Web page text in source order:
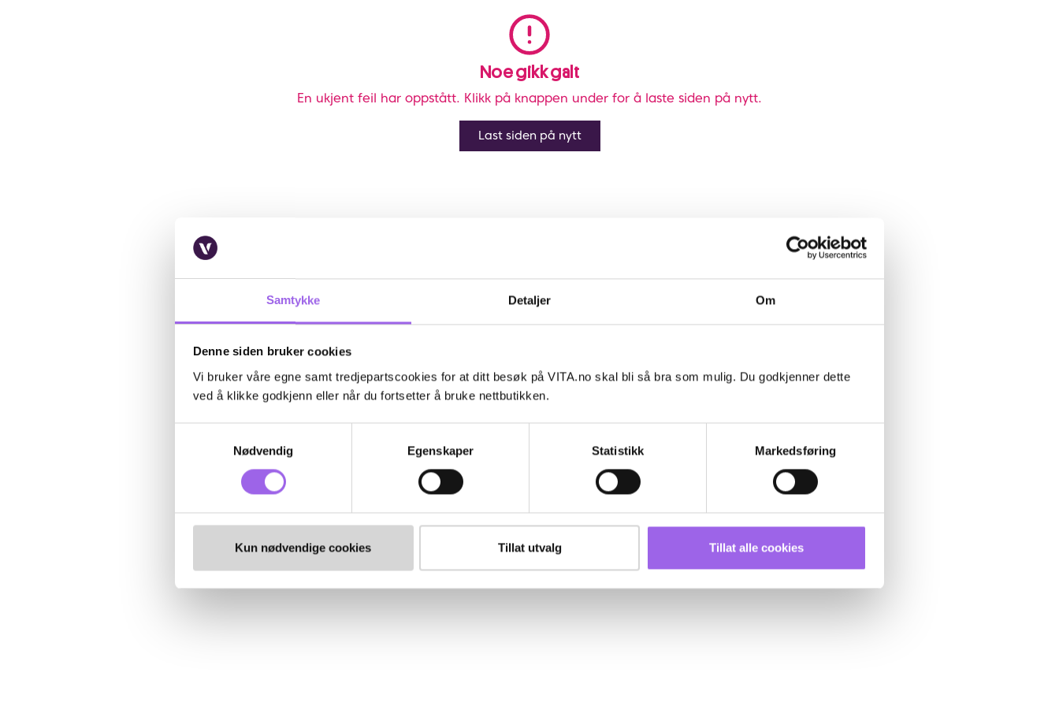
Samtykke Detaljer Om
Denne siden bruker cookies
Vi bruker våre egne samt tredjepartscookies for at ditt besøk på VITA.no skal bli så bra som mulig. Du godkjenner dette
ved å klikke godkjenn eller når du fortsetter å bruke nettbutikken.
Nødvendig
Egenskaper Statistikk Markedsføring
Kun nødvendige cookies Tillat utvalg Tillat alle cookies
Noe gikk galt
En ukjent feil har oppstått. Klikk på knappen under for å laste siden på nytt.
Last siden på nytt